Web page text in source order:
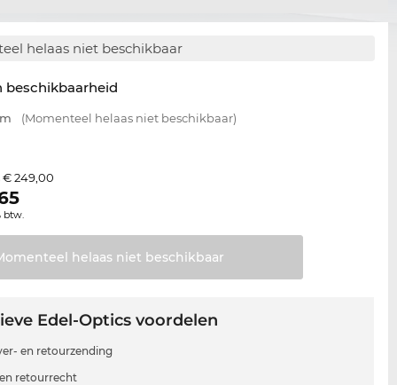
helaas niet beschikbaar
beschikbaarheid
(Momenteel helaas niet beschikbaar)
€ 249,00
btw.
helaas niet beschikbaar
Edel-Optics voordelen
en retourzending
retourrecht